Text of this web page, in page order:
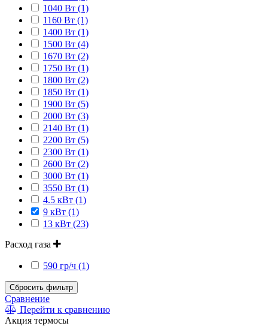
1040 Вт (1)
1160 Вт (1)
1400 Вт (1)
1500 Вт (4)
1670 Вт (2)
1750 Вт (1)
1800 Вт (2)
1850 Вт (1)
1900 Вт (5)
2000 Вт (3)
2140 Вт (1)
2200 Вт (5)
2300 Вт (1)
2600 Вт (2)
3000 Вт (1)
3550 Вт (1)
4.5 кВт (1)
9 кВт (1)
13 кВт (23)
Расход газа
590 гр/ч (1)
Сбросить фильтр
Сравнение
Перейти к сравнению
Акция термосы